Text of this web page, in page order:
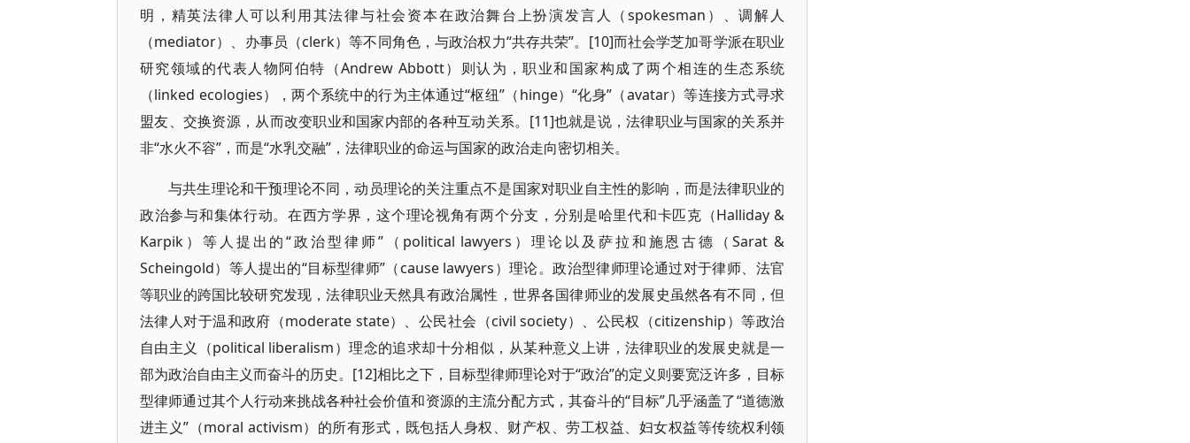
明，精英法律人可以利用其法律与社会资本在政治舞台上扮演发言人（spokesman）、调解人
（mediator）、办事员（clerk）等不同角色，与政治权力“共存共荣”。[10]而社会学芝加哥学派在职业
研究领域的代表人物阿伯特（Andrew Abbott）则认为，职业和国家构成了两个相连的生态系统
（linked ecologies），两个系统中的行为主体通过“枢纽”（hinge）“化身”（avatar）等连接方式寻求
盟友、交换资源，从而改变职业和国家内部的各种互动关系。[11]也就是说，法律职业与国家的关系并
非“水火不容”，而是“水乳交融”，法律职业的命运与国家的政治走向密切相关。
与共生理论和干预理论不同，动员理论的关注重点不是国家对职业自主性的影响，而是法律职业的
政治参与和集体行动。在西方学界，这个理论视角有两个分支，分别是哈里代和卡匹克（Halliday &
Karpik）等人提出的“政治型律师”（political lawyers）理论以及萨拉和施恩古德（Sarat &
Scheingold）等人提出的“目标型律师”（cause lawyers）理论。政治型律师理论通过对于律师、法官
等职业的跨国比较研究发现，法律职业天然具有政治属性，世界各国律师业的发展史虽然各有不同，但
法律人对于温和政府（moderate state）、公民社会（civil society）、公民权（citizenship）等政治
自由主义（political liberalism）理念的追求却十分相似，从某种意义上讲，法律职业的发展史就是一
部为政治自由主义而奋斗的历史。[12]相比之下，目标型律师理论对于“政治”的定义则要宽泛许多，目标
型律师通过其个人行动来挑战各种社会价值和资源的主流分配方式，其奋斗的“目标”几乎涵盖了“道德激
进主义”（moral activism）的所有形式，既包括人身权、财产权、劳工权益、妇女权益等传统权利领